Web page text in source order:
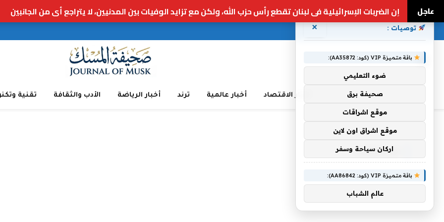
عاجل الغارات الإسرائيلية تجبر 100 ألف شخص على الفرار من لبنان إلى سوريا | أخبار الهجمات الإسرائيلية اللبنانية
أخبار الاقتصاد أخبار عالمية ترند أخبار الرياضة الأدب والثقافة تقنية
للاستقاله
توصيات : ×
باقة متميزة VIP (كود: AA35872):
ضوء التعليمي
صحيفة برق
موقع اشراقات
موقع اشراق اون لاين
اركان سياحة وسفر
باقة متميزة VIP (كود: AA86842):
عالم الشباب